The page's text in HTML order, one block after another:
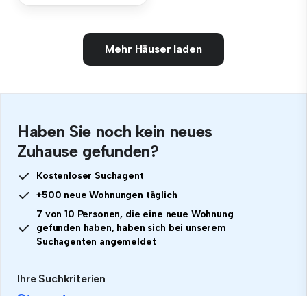
Mehr Häuser laden
Haben Sie noch kein neues
Zuhause gefunden?
Kostenloser Suchagent
+500 neue Wohnungen täglich
7 von 10 Personen, die eine neue Wohnung
gefunden haben, haben sich bei unserem
Suchagenten angemeldet
Ihre Suchkriterien